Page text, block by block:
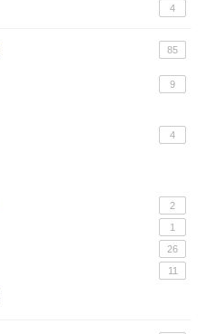
4
85
9
4
2
1
26
11